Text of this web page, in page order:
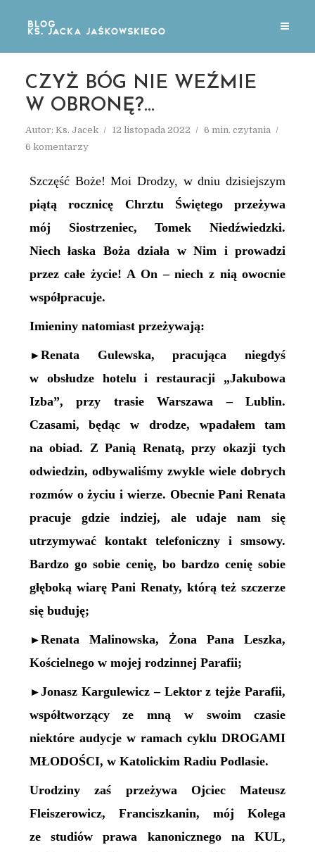
CZYŻ BÓG NIE WEŹMIE
W OBRONĘ?…
Autor: Ks. Jacek 12 listopada 2022
6 min. czytania
6 komentarzy
Szczęść Boże! Moi Drodzy, w dniu dzisiejszym
piątąrocznicę Chrztu Świętego przeżywa
mój Siostrzeniec, Tomek Niedźwiedzki.
Niech łaska Boża działa w Nim i prowadzi
przez całe życie! A On – niech z nią owocnie
współpracuje.
Imieniny natomiast przeżywają:
►Renata Gulewska, pracująca niegdyś
w obsłudze hotelu i restauracji „Jakubowa
Izba”, przy trasie Warszawa – Lublin.
Czasami, będąc w drodze, wpadałem tam
na obiad. Z Panią Renatą, przy okazji tych
odwiedzin, odbywaliśmy zwykle wiele dobrych
rozmów o życiu i wierze. Obecnie Pani Renata
pracuje gdzie indziej, ale udaje nam się
utrzymywać kontakt telefoniczny i smsowy.
Bardzo go sobie cenię, bo bardzo cenię sobie
głęboką wiarę Pani Renaty, którą też szczerze
się buduję;
►Renata Malinowska, Żona Pana Leszka,
Kościelnego w mojej rodzinnej Parafii;
►Jonasz Kargulewicz – Lektor z tejże Parafii,
współtworzący ze mną w swoim czasie
niektóre audycje w ramach cyklu DROGAMI
MŁODOŚCI, w Katolickim Radiu Podlasie.
Urodziny zaś przeżywa Ojciec Mateusz
Fleiszerowicz, Franciszkanin, mój Kolega
ze studiów prawa kanonicznego na KUL,